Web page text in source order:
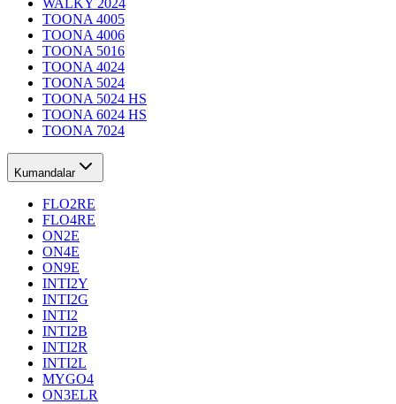
WALKY 2024
TOONA 4005
TOONA 4006
TOONA 5016
TOONA 4024
TOONA 5024
TOONA 5024 HS
TOONA 6024 HS
TOONA 7024
Kumandalar
FLO2RE
FLO4RE
ON2E
ON4E
ON9E
INTI2Y
INTI2G
INTI2
INTI2B
INTI2R
INTI2L
MYGO4
ON3ELR